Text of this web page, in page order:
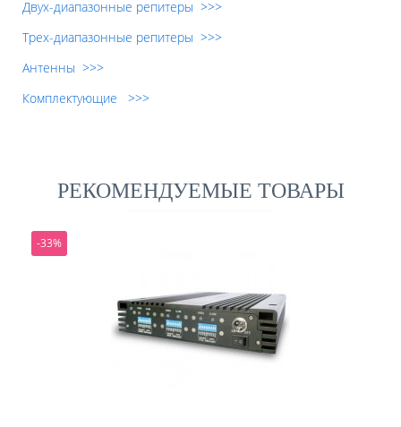
Двух-диапазонные репитеры >>>
Трех-диапазонные репитеры >>>
Антенны >>>
Комплектующие >>>
РЕКОМЕНДУЕМЫЕ ТОВАРЫ
-33%